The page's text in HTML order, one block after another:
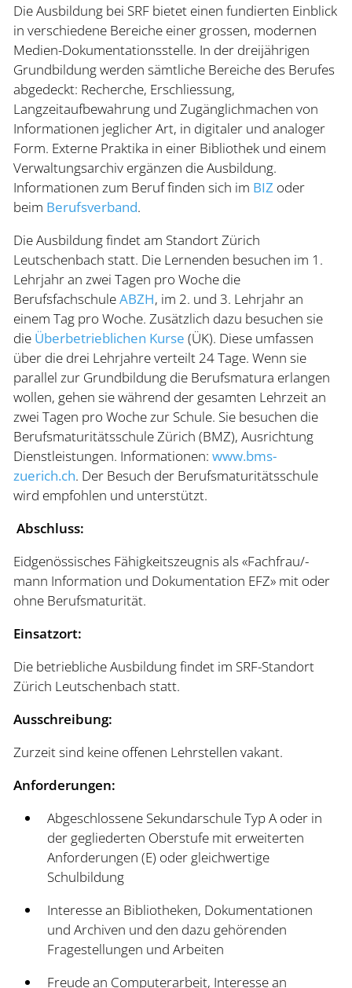
Die Ausbildung bei SRF bietet einen fundierten Einblick
in verschiedene Bereiche einer grossen, modernen
Medien-Dokumentationsstelle. In der dreijährigen
Grundbildung werden sämtliche Bereiche des Berufes
abgedeckt: Recherche, Erschliessung,
Langzeitaufbewahrung und Zugänglichmachen von
Informationen jeglicher Art, in digitaler und analoger
Form. Externe Praktika in einer Bibliothek und einem
Verwaltungsarchiv ergänzen die Ausbildung.
Informationen zum Beruf finden sich im BIZ oder
beim Berufsverband.
Die Ausbildung findet am Standort Zürich
Leutschenbach statt. Die Lernenden besuchen im 1.
Lehrjahr an zwei Tagen pro Woche die
BerufsfachschuleABZH, im 2. und 3. Lehrjahr an
einem Tag pro Woche. Zusätzlich dazu besuchen sie
die Überbetrieblichen Kurse (ÜK). Diese umfassen
über die drei Lehrjahre verteilt 24 Tage. Wenn sie
parallel zur Grundbildung die Berufsmatura erlangen
wollen, gehen sie während der gesamten Lehrzeit an
zwei Tagen pro Woche zur Schule. Sie besuchen die
Berufsmaturitätsschule Zürich (BMZ), Ausrichtung
Dienstleistungen. Informationen: www.bms-
zuerich.ch. Der Besuch der Berufsmaturitätsschule
wird empfohlen und unterstützt.
Abschluss:
Eidgenössisches Fähigkeitszeugnis als «Fachfrau/-
mann Information und Dokumentation EFZ» mit oder
ohne Berufsmaturität.
Einsatzort:
Die betriebliche Ausbildung findet im SRF-Standort
Zürich Leutschenbach statt.
Ausschreibung:
Zurzeit sind keine offenen Lehrstellen vakant.
Anforderungen:
Abgeschlossene Sekundarschule Typ A oder in
der gegliederten Oberstufe mit erweiterten
Anforderungen (E) oder gleichwertige
Schulbildung
Interesse an Bibliotheken, Dokumentationen
und Archiven und den dazu gehörenden
Fragestellungen und Arbeiten
Freude an Computerarbeit, Interesse an